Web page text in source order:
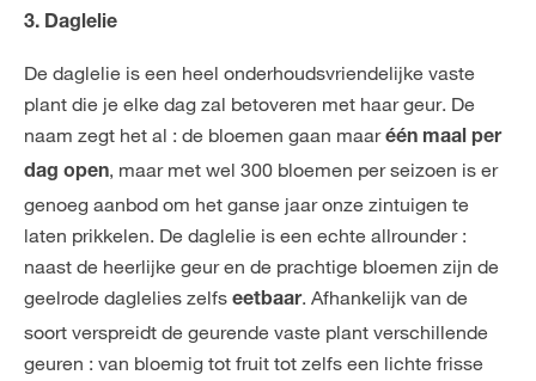
3. Daglelie
De daglelie is een heel onderhoudsvriendelijke vaste
plant die je elke dag zal betoveren met haar geur. De
naam zegt het al : de bloemen gaan maaréén maal per
dag open, maar met wel 300 bloemen per seizoen is er
genoeg aanbod om het ganse jaar onze zintuigen te
laten prikkelen. De daglelie is een echte allrounder :
naast de heerlijke geur en de prachtige bloemen zijn de
geelrode daglelies zelfs eetbaar. Afhankelijk van de
soort verspreidt de geurende vaste plant verschillende
geuren : van bloemig tot fruit tot zelfs een lichte frisse